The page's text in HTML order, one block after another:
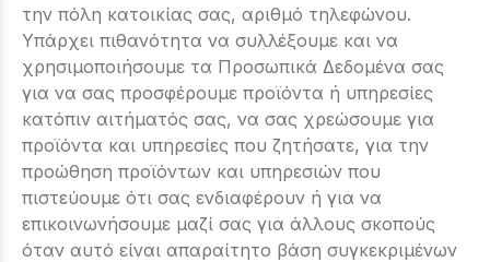
την πόλη κατοικίας σας, αριθμό τηλεφώνου.
Υπάρχει πιθανότητα να συλλέξουμε και να
χρησιμοποιήσουμε τα Προσωπικά Δεδομένα σας
για να σας προσφέρουμε προϊόντα ή υπηρεσίες
κατόπιν αιτήματός σας, να σας χρεώσουμε για
προϊόντα και υπηρεσίες που ζητήσατε, για την
προώθηση προϊόντων και υπηρεσιών που
πιστεύουμε ότι σας ενδιαφέρουν ή για να
επικοινωνήσουμε μαζί σας για άλλους σκοπούς
όταν αυτό είναι απαραίτητο βάση συγκεκριμένων